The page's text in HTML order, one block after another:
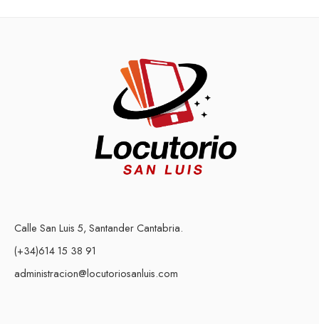
Calle San Luis 5, Santander Cantabria.
(+34)614 15 38 91
administracion@locutoriosanluis.com